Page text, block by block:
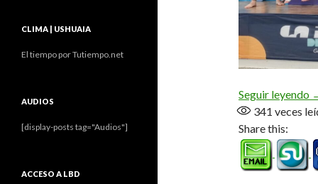
Seguir leyendo
341 veces
Share this:
CLIMA | USHUAIA
El tiempo por Tutiempo.net
AUDIOS
[display-posts tag="Audios"]
ACCESO A LBD